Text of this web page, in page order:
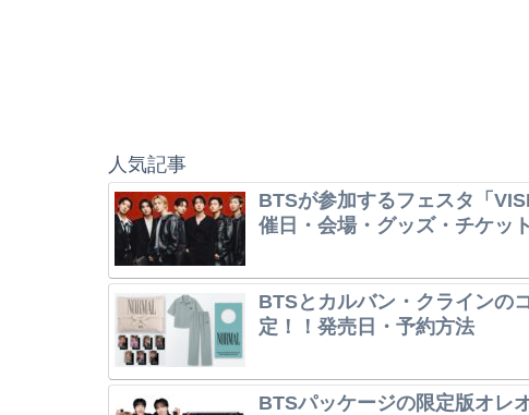
人気記事
BTSが参加するフェスタ「
催日・会場・グッズ・チケット
BTSとカルバン・クラインの
定！！発売日・予約方法
BTSパッケージの限定版オレ